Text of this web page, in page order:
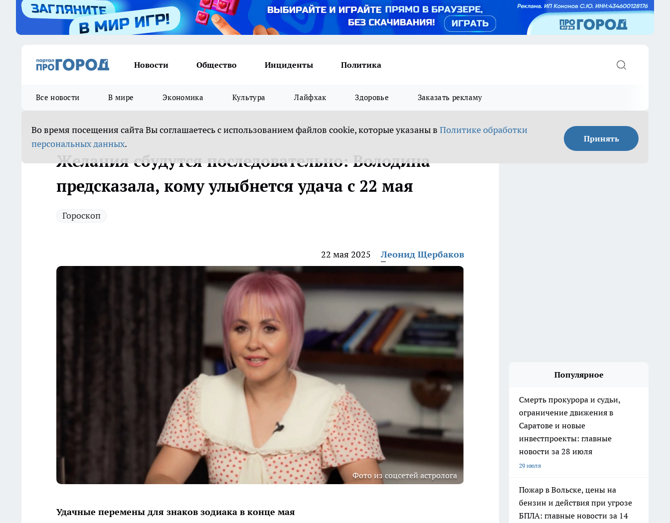
Новости Общество Инциденты Политика
Все новости В мире Экономика Культура Лайфхак Здоровье Заказать рекламу
Во время посещения сайта Вы соглашаетесь с использованием файлов cookie, которые указаны в Политике обработки
персональных данных. Принять
Желания сбудутся последовательно: Володина
предсказала, кому улыбнется удача с 22 мая
Гороскоп
22 мая 2025 Леонид Щербаков
Фото из соцсетей астролога
Удачные перемены для знаков зодиака в конце мая
Популярное
Смерть прокурора и судьи,
ограничение движения в
Саратове и новые
инвестпроекты: главные
новости за 28 июля
29 июля
Пожар в Вольске, цены на
бензин и действия при угрозе
БПЛА: главные новости за 14